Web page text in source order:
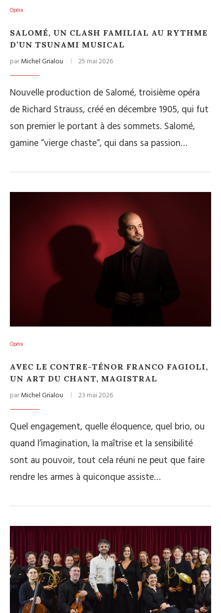
Opéra
SALOMÉ, UN CLASH FAMILIAL AU RYTHME
D’UN TSUNAMI MUSICAL
parMichel Grialou 25 mai 2026
Nouvelle production de Salomé, troisième opéra
de Richard Strauss, créé en décembre 1905, qui fut
son premier le portant à des sommets. Salomé,
gamine “vierge chaste“, qui dans sa passion…
Opéra
AVEC LE CONTRE-TÉNOR FRANCO FAGIOLI,
UN ART DU CHANT, MAGISTRAL
parMichel Grialou 23 mai 2026
Quel engagement, quelle éloquence, quel brio, ou
quand l’imagination, la maîtrise et la sensibilité
sont au pouvoir, tout cela réuni ne peut que faire
rendre les armes à quiconque assiste…